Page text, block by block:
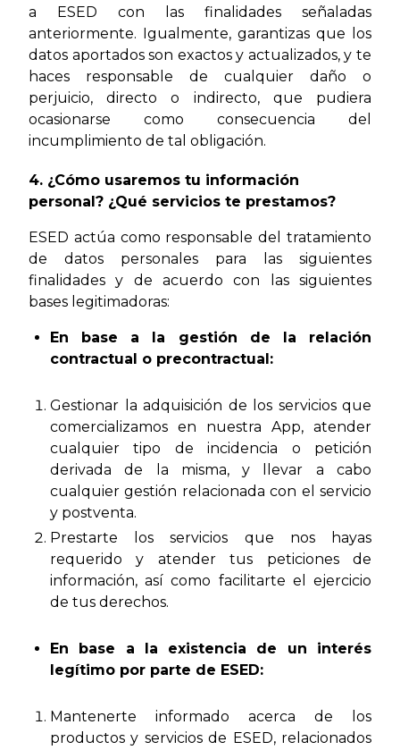
a ESED con las finalidades señaladas
anteriormente. Igualmente, garantizas que los
datos aportados son exactos y actualizados, y te
haces responsable de cualquier daño o
perjuicio, directo o indirecto, que pudiera
ocasionarse como consecuencia del
incumplimiento de tal obligación.
4. ¿Cómo usaremos tu información
personal? ¿Qué servicios te prestamos?
ESED actúa como responsable del tratamiento
de datos personales para las siguientes
finalidades y de acuerdo con las siguientes
bases legitimadoras:
En base a la gestión de la relación
contractual o precontractual:
Gestionar la adquisición de los servicios que
comercializamos en nuestra App, atender
cualquier tipo de incidencia o petición
derivada de la misma, y llevar a cabo
cualquier gestión relacionada con el servicio
y postventa.
Prestarte los servicios que nos hayas
requerido y atender tus peticiones de
información, así como facilitarte el ejercicio
de tus derechos.
En base a la existencia de un interés
legítimo por parte de ESED:
Mantenerte informado acerca de los
productos y servicios de ESED, relacionados